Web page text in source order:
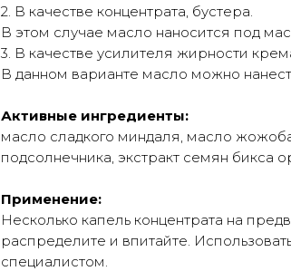
2. В качестве концентрата, бустера.
В этом случае масло наносится под
3. В качестве усилителя жирности
В данном варианте масло можно
Активные ингредиенты:
масло сладкого миндаля, масло
подсолнечника, экстракт семян бикса
Применение:
Несколько капель концентрата на
распределите и впитайте.
специалистом.